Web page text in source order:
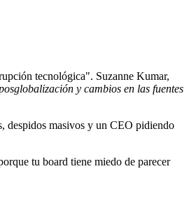
tecnológica". Suzanne Kumar,
y cambios en las fuentes
despidos masivos y un CEO pidiendo
tu board tiene miedo de parecer